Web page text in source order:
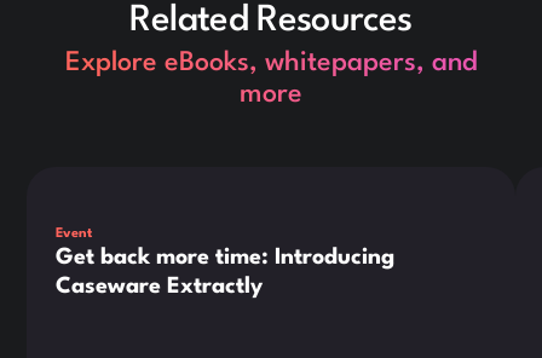
Related Resources
Explore eBooks, whitepapers, and
more
Event
Get back more time: Introducing
Caseware Extractly